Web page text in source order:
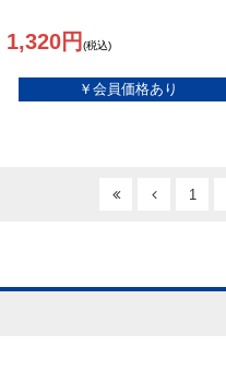
1,320円 (税込)
1